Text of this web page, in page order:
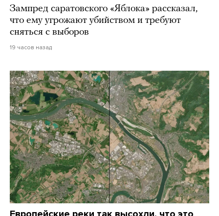
Зампред саратовского «Яблока» рассказал,
что ему угрожают убийством и требуют
сняться с выборов
19 часов назад